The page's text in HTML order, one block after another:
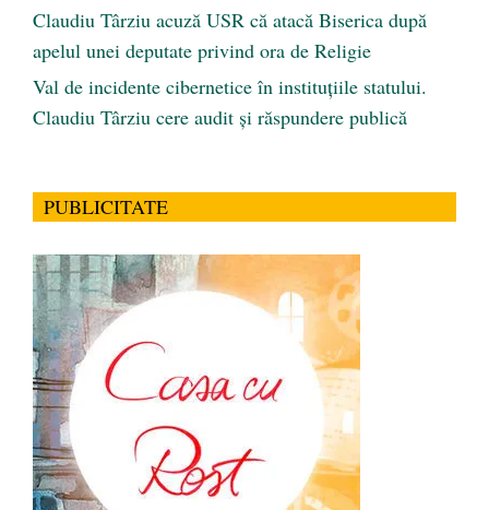
Claudiu Târziu acuză USR că atacă Biserica după
apelul unei deputate privind ora de Religie
Val de incidente cibernetice în instituțiile statului.
Claudiu Târziu cere audit și răspundere publică
PUBLICITATE